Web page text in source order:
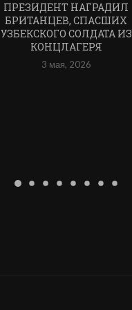
ПРЕЗИДЕНТ НАГРАДИЛ
БРИТАНЦЕВ, СПАСШИХ
УЗБЕКСКОГО СОЛДАТА ИЗ
КОНЦЛАГЕРЯ
3 мая, 2026